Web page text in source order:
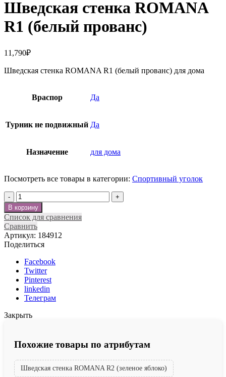
Шведская стенка ROMANA
R1 (белый прованс)
11,790₽
Шведская стенка ROMANA R1 (белый прованс) для дома
Враспор Да
Турник не подвижный Да
Назначение для дома
Посмотреть все товары в категории: Cпортивный уголок
Количество
В корзину
Список для сравнения
Сравнить
Артикул: 184912
Поделиться
Facebook
Twitter
Pinterest
linkedin
Телеграм
Закрыть
Похожие товары по атрибутам
Шведская стенка ROMANA R2 (зеленое яблоко)